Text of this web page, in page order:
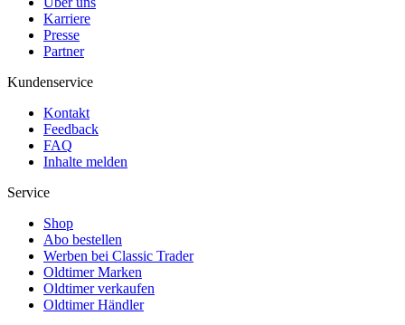
Karriere
Presse
Partner
Kundenservice
Kontakt
Feedback
FAQ
Inhalte melden
Service
Shop
Abo bestellen
Werben bei Classic Trader
Oldtimer Marken
Oldtimer verkaufen
Oldtimer Händler